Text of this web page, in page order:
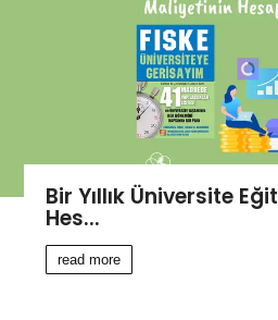
Bir Yıllık Üniversite
Hes...
read more